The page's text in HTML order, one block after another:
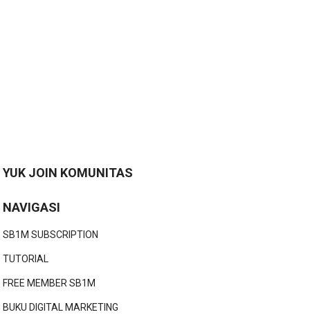
YUK JOIN KOMUNITAS
NAVIGASI
SB1M SUBSCRIPTION
TUTORIAL
FREE MEMBER SB1M
BUKU DIGITAL MARKETING